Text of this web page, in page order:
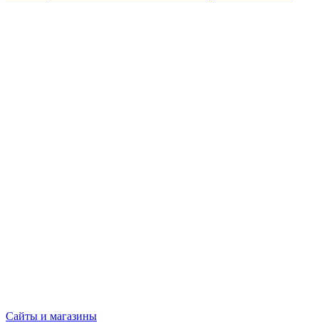
Сайты и магазины